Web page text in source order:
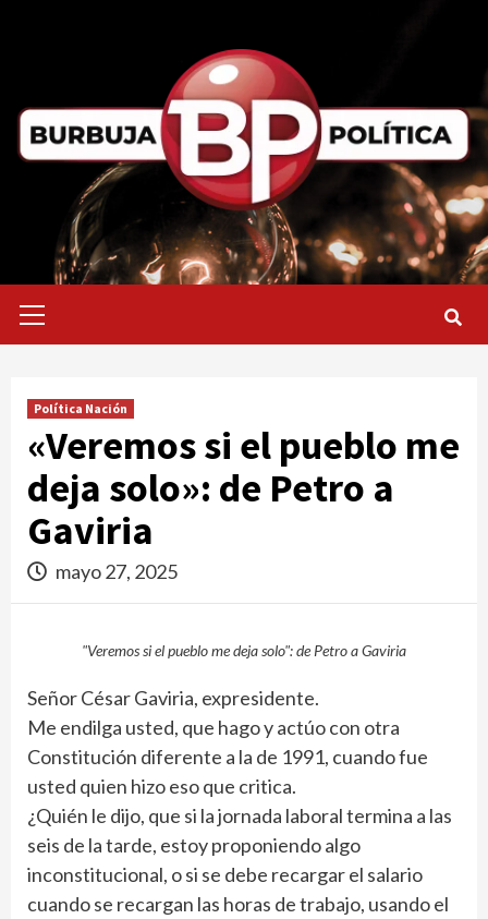
primario
Política Nación
«Veremos si el pueblo me
deja solo»: de Petro a
Gaviria
mayo 27, 2025
"Veremos si el pueblo me deja solo": de Petro a Gaviria
Señor César Gaviria, expresidente.
Me endilga usted, que hago y actúo con otra
Constitución diferente a la de 1991, cuando fue
usted quien hizo eso que critica.
¿Quién le dijo, que si la jornada laboral termina a las
seis de la tarde, estoy proponiendo algo
inconstitucional, o si se debe recargar el salario
cuando se recargan las horas de trabajo, usando el